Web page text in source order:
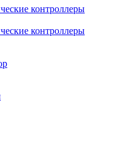
контроллеры
контроллеры